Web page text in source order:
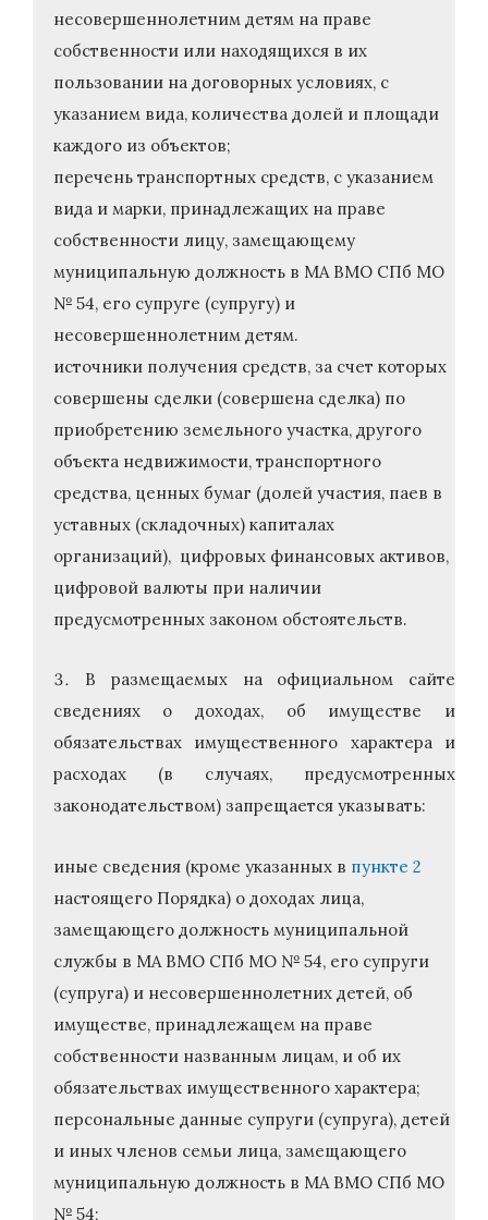
несовершеннолетним детям на праве
собственности или находящихся в их
пользовании на договорных условиях, с
указанием вида, количества долей и площади
каждого из объектов;
перечень транспортных средств, с указанием
вида и марки, принадлежащих на праве
собственности лицу, замещающему
муниципальную должность в МА ВМО СПб МО
№ 54, его супруге (супругу) и
несовершеннолетним детям.
источники получения средств, за счет которых
совершены сделки (совершена сделка) по
приобретению земельного участка, другого
объекта недвижимости, транспортного
средства, ценных бумаг (долей участия, паев в
уставных (складочных) капиталах
организаций), цифровых финансовых активов,
цифровой валюты при наличии
предусмотренных законом обстоятельств.
В размещаемых на официальном сайте
сведениях о доходах, об имуществе и
обязательствах имущественного характера и
расходах (в случаях, предусмотренных
законодательством) запрещается указывать:
иные сведения (кроме указанных в пункте 2
настоящего Порядка) о доходах лица,
замещающего должность муниципальной
службы в МА ВМО СПб МО № 54, его супруги
(супруга) и несовершеннолетних детей, об
имуществе, принадлежащем на праве
собственности названным лицам, и об их
обязательствах имущественного характера;
персональные данные супруги (супруга), детей
и иных членов семьи лица, замещающего
муниципальную должность в МА ВМО СПб МО
№ 54;